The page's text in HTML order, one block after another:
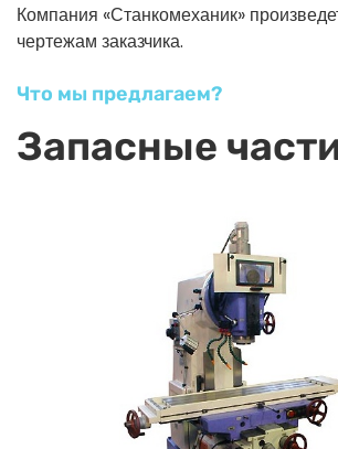
Компания «Станкомеханик»
чертежам заказчика.
Что мы предлагаем?
Запасные